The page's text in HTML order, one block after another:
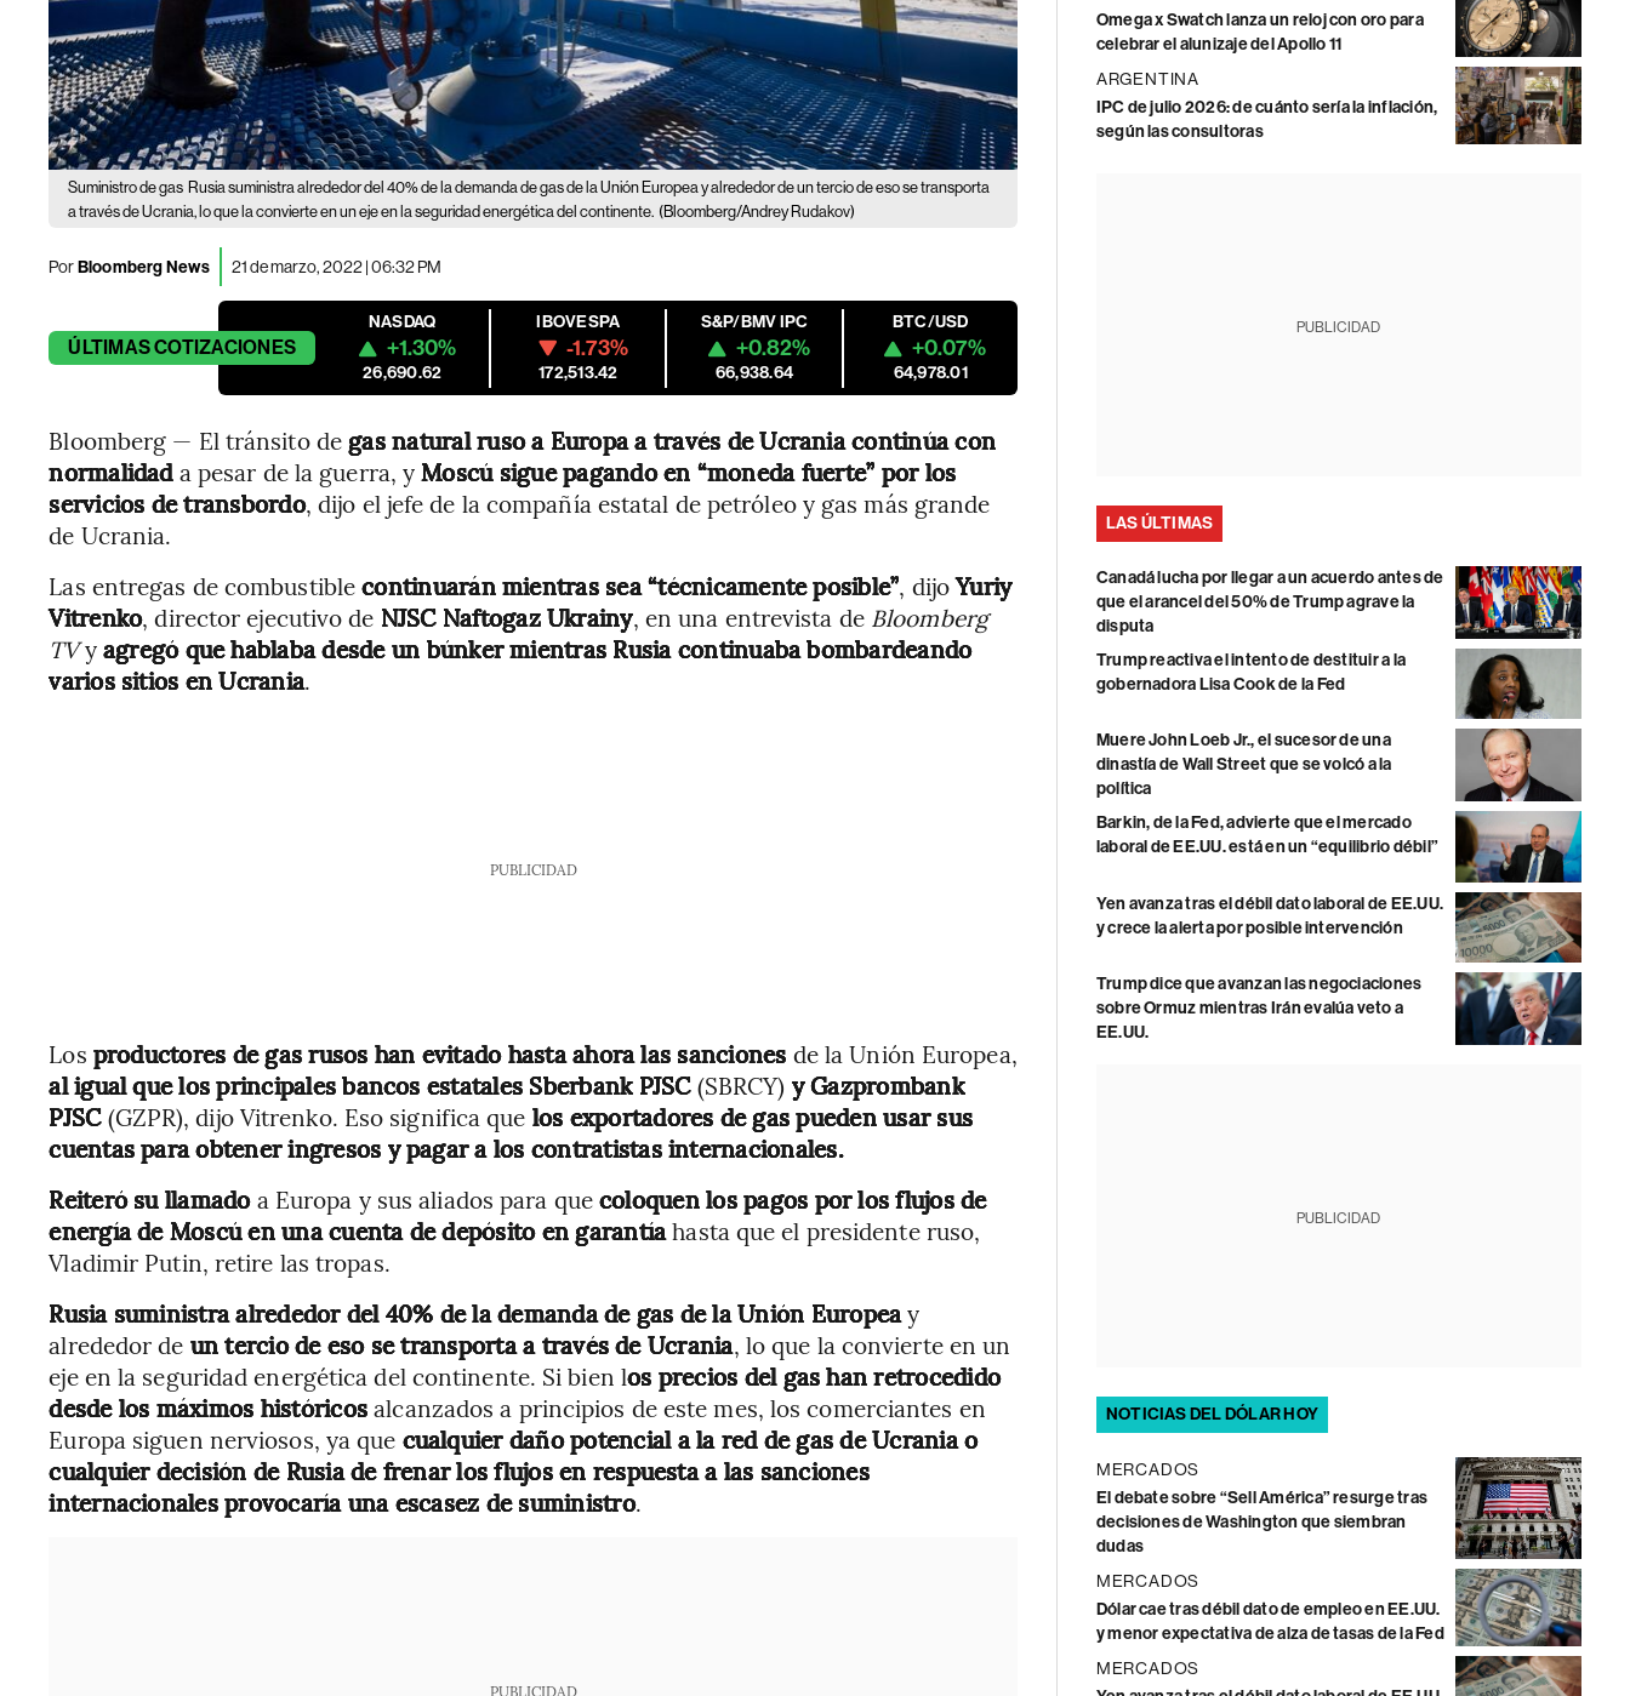
Suministro de gas Rusia suministra alrededor del 40% de la demanda de gas de la Unión Europea y alrededor de un tercio de eso se transporta
a través de Ucrania, lo que la convierte en un eje en la seguridad energética del continente. (Bloomberg/Andrey Rudakov)
PorBloomberg News 21 de marzo, 2022 | 06:32 PM
ÚLTIMASCOTIZACIONES
NASDAQ
+1.30%
26,690.62
IBOVESPA
-1.73%
172,513.42
S&P/BMV IPC
+0.82%
66,938.64
BTC/USD
+0.07%
64,978.01
Bloomberg — El tránsito degas natural ruso a Europa a través de Ucrania continúa con
normalidada pesar de la guerra, yMoscú sigue pagando en “moneda fuerte” por los
servicios de transbordo, dijo el jefe de la compañía estatal de petróleo y gas más grande
de Ucrania.
Las entregas de combustiblecontinuarán mientras sea “técnicamente posible”, dijoYuriy
Vitrenko, director ejecutivo de NJSC Naftogaz Ukrainy, en una entrevista de Bloomberg
TVyagregó que hablaba desde un búnker mientras Rusia continuaba bombardeando
varios sitios en Ucrania.
PUBLICIDAD
Los productores de gas rusos han evitado hasta ahora las sanciones de la Unión Europea,
al igual que los principales bancos estatales Sberbank PJSC(SBRCY) y Gazprombank
PJSC(GZPR), dijo Vitrenko. Eso significa que los exportadores de gas pueden usar sus
cuentas para obtener ingresos y pagar a los contratistas internacionales.
Reiteró su llamadoa Europa y sus aliados para quecoloquen los pagos por los flujos de
energía de Moscú en una cuenta de depósito en garantíahasta que el presidente ruso,
Vladimir Putin, retire las tropas.
Rusia suministra alrededor del 40% de la demanda de gas de la Unión Europeay
alrededor de un tercio de eso se transporta a través de Ucrania, lo que la convierte en un
eje en la seguridad energética del continente. Si bien los precios del gas han retrocedido
desde los máximos históricosalcanzados a principios de este mes, los comerciantes en
Europa siguen nerviosos, ya que cualquier daño potencial a la red de gas de Ucrania o
cualquier decisión de Rusia de frenar los flujos en respuesta a las sanciones
internacionales provocaría una escasez de suministro.
PUBLICIDAD
Omega x Swatch lanza un reloj con oro para
celebrar el alunizaje del Apollo 11
ARGENTINA
IPC de julio 2026: de cuánto sería la inflación,
según las consultoras
PUBLICIDAD
LAS ÚLTIMAS
Canadá lucha por llegar a un acuerdo antes de
que el arancel del 50% de Trump agrave la
disputa
Trump reactiva el intento de destituir a la
gobernadora Lisa Cook de la Fed
Muere John Loeb Jr., el sucesor de una
dinastía de Wall Street que se volcó a la
política
Barkin, de la Fed, advierte que el mercado
laboral de EE.UU. está en un “equilibrio débil”
Yen avanza tras el débil dato laboral de EE.UU.
y crece la alerta por posible intervención
Trump dice que avanzan las negociaciones
sobre Ormuz mientras Irán evalúa veto a
EE.UU.
PUBLICIDAD
NOTICIAS DEL DÓLAR HOY
MERCADOS
El debate sobre “Sell América” resurge tras
decisiones de Washington que siembran
dudas
MERCADOS
Dólar cae tras débil dato de empleo en EE.UU.
y menor expectativa de alza de tasas de la Fed
MERCADOS